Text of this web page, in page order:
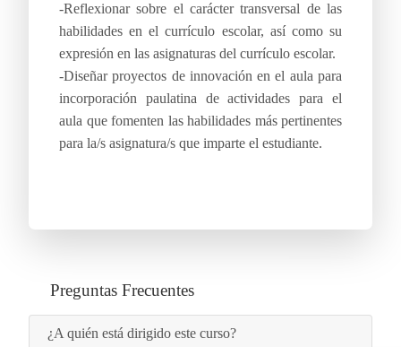
-Reflexionar sobre el carácter transversal de las
habilidades en el currículo escolar, así como su
expresión en las asignaturas del currículo escolar.
-Diseñar proyectos de innovación en el aula para
incorporación paulatina de actividades para el
aula que fomenten las habilidades más pertinentes
para la/s asignatura/s que imparte el estudiante.
Preguntas Frecuentes
¿A quién está dirigido este curso?